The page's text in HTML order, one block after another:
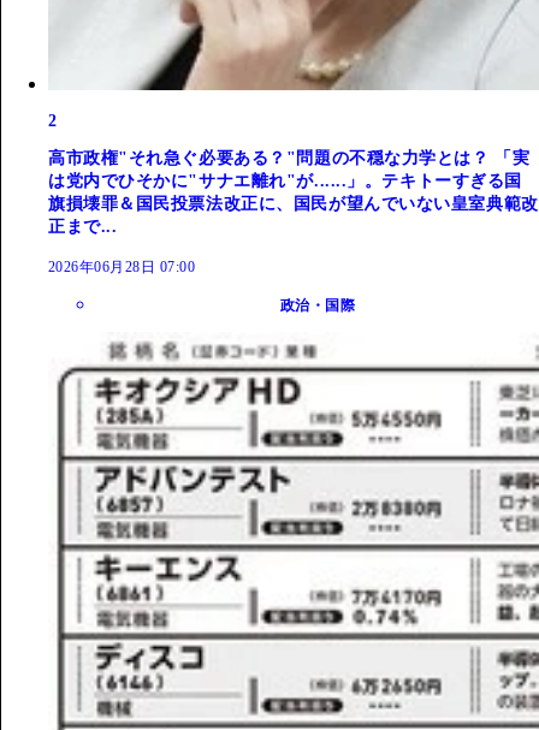
2
高市政権"それ急ぐ必要ある？"問題の不穏な力学とは？ 「実
は党内でひそかに"サナエ離れ"が......」。テキトーすぎる国
旗損壊罪＆国民投票法改正に、国民が望んでいない皇室典範改
正まで...
2026年06月28日 07:00
政治・国際